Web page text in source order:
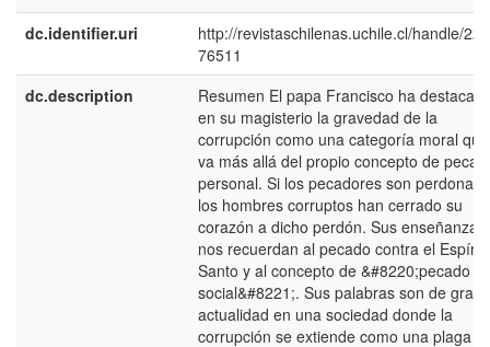
dc.identifier.uri
http://revistaschilenas.uchile.cl/handle/
76511
dc.description
Resumen El papa Francisco ha
en su magisterio la gravedad de la
corrupción como una categoría moral que
va más allá del propio concepto de
personal. Si los pecadores son
los hombres corruptos han cerrado su
corazón a dicho perdón. Sus enseñanzas
nos recuerdan al pecado contra el
Santo y al concepto de &#8220;pecado
social&#8221;. Sus palabras son de gran
actualidad en una sociedad donde la
corrupción se extiende como una plaga